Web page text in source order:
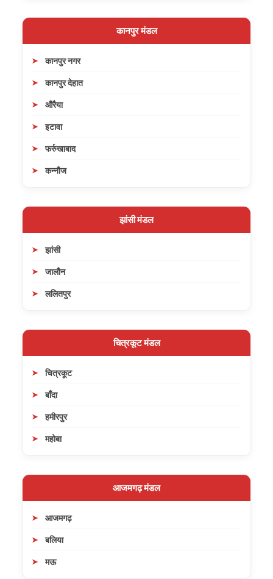
कानपुर मंडल
कानपुर नगर
कानपुर देहात
औरैया
इटावा
फर्रुखाबाद
कन्नौज
झांसी मंडल
झांसी
जालौन
ललितपुर
चित्रकूट मंडल
चित्रकूट
बाँदा
हमीरपुर
महोबा
आजमगढ़ मंडल
आजमगढ़
बलिया
मऊ